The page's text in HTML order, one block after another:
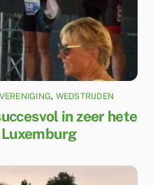
VERENIGING, WEDSTRIJDEN
in zeer hete